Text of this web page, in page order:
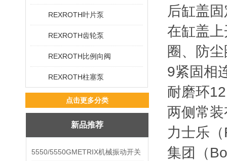
REXROTH叶片泵
REXROTH齿轮泵
REXROTH比例向阀
REXROTH柱塞泵
点击更多分类
新品推荐
5550/5550GMETRIX机械振动开关
后缸盖
在缸盖
圈、防
9紧固相
耐磨环
两侧常
力士乐
集团（